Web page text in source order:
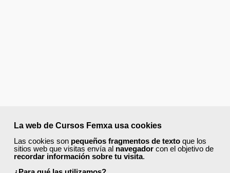
La web de Cursos Femxa usa cookies
Las cookies son pequeños fragmentos de texto que los
sitios web que visitas envía al navegador con el objetivo de
recordar información sobre tu visita.